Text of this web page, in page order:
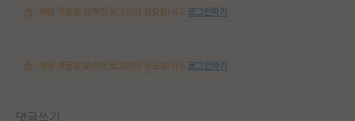
해당 댓글을 보려면 로그인이 필요합니다. 로그인하기
해당 댓글을 보려면 로그인이 필요합니다. 로그인하기
댓글쓰기